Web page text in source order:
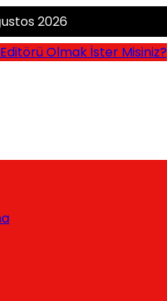
2026
Olmak İster Misiniz?